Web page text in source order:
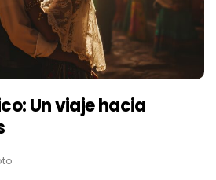
Un viaje hacia